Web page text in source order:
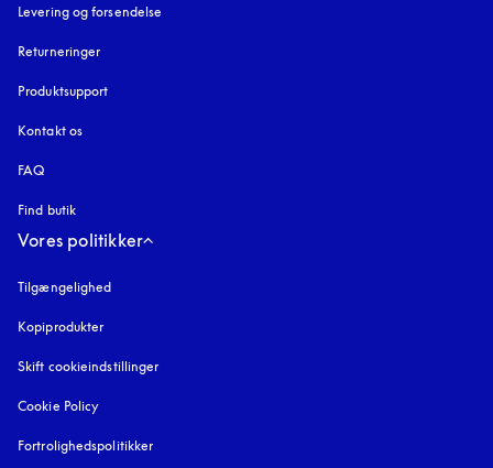
Levering og forsendelse
Returneringer
Produktsupport
Kontakt os
FAQ
Find butik
Vores politikker
Tilgængelighed
Kopiprodukter
Skift cookieindstillinger
Cookie Policy
Fortrolighedspolitikker